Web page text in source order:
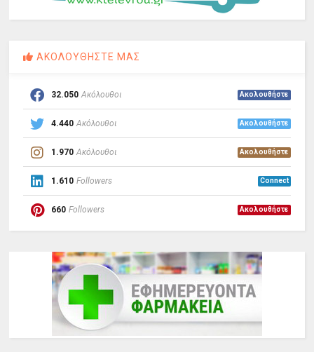
ΑΚΟΛΟΥΘΗΣΤΕ ΜΑΣ
32.050 Ακόλουθοι Ακολουθήστε
4.440 Ακόλουθοι Ακολουθήστε
1.970 Ακόλουθοι Ακολουθήστε
1.610 Followers Connect
660 Followers Ακολουθήστε